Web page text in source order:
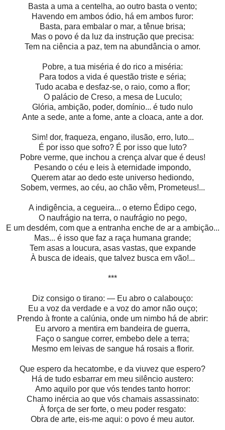
Basta a uma a centelha, ao outro basta o vento;
Havendo em ambos ódio, há em ambos furor:
Basta, para embalar o mar, a tênue brisa;
Mas o povo é da luz da instrução que precisa:
Tem na ciência a paz, tem na abundância o amor.
Pobre, a tua miséria é do rico a miséria:
Para todos a vida é questão triste e séria;
Tudo acaba e desfaz-se, o raio, como a flor;
O palácio de Creso, a mesa de Luculo;
Glória, ambição, poder, domínio... é tudo nulo
Ante a sede, ante a fome, ante a cloaca, ante a dor.
Sim! dor, fraqueza, engano, ilusão, erro, luto...
É por isso que sofro? É por isso que luto?
Pobre verme, que inchou a crença alvar que é deus!
Pesando o céu e leis à eternidade impondo,
Querem atar ao dedo este universo hediondo,
Sobem, vermes, ao céu, ao chão vêm, Prometeus!...
A indigência, a cegueira... o eterno Édipo cego,
O naufrágio na terra, o naufrágio no pego,
E um desdém, com que a entranha enche de ar a ambição...
Mas... é isso que faz a raça humana grande;
Tem asas a loucura, asas vastas, que expande
À busca de ideais, que talvez busca em vão!...
***
Diz consigo o tirano: — Eu abro o calabouço:
Eu a voz da verdade e a voz do amor não ouço;
Prendo à fronte a calúnia, onde um nimbo há de abrir:
Eu arvoro a mentira em bandeira de guerra,
Faço o sangue correr, embebo dele a terra;
Mesmo em leivas de sangue há rosais a florir.
Que espero da hecatombe, e da viuvez que espero?
Há de tudo esbarrar em meu silêncio austero:
Amo aquilo por que vós tendes tanto horror:
Chamo inércia ao que vós chamais assassinato:
À força de ser forte, o meu poder resgato:
Obra de arte, eis-me aqui: o povo é meu autor.